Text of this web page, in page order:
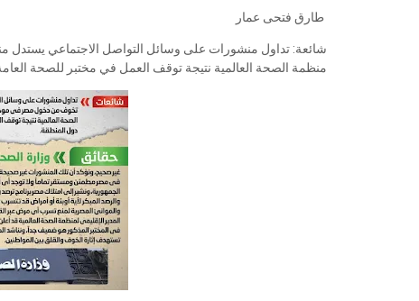
طارق فتحى عمار
شائعة: تداول منشورات على وسائل التواصل الاجتماعي
منظمة الصحة العالمية نتيجة توقف العمل في مختبر للصحة